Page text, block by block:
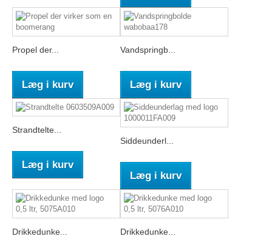
Propel der...
Læg i kurv
Vandspringb...
Læg i kurv
Strandtelte...
Læg i kurv
Siddeunderl...
Læg i kurv
Drikkedunke... Drikkedunke...